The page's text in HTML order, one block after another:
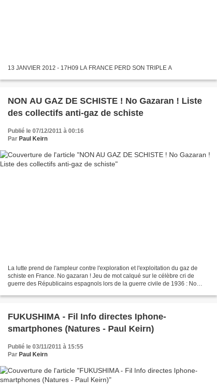
13 JANVIER 2012 - 17H09 LA FRANCE PERD SON TRIPLE A
NON AU GAZ DE SCHISTE ! No Gazaran ! Liste
des collectifs anti-gaz de schiste
Publié le 07/12/2011 à 00:16
Par Paul Keirn
La lutte prend de l'ampleur contre l'exploration et l'exploitation du gaz de
schiste en France. No gazaran ! Jeu de mot calqué sur le célèbre cri de
guerre des Républicains espagnols lors de la guerre civile de 1936 : No
FUKUSHIMA - Fil Info directes Iphone-
smartphones (Natures - Paul Keirn)
Publié le 03/11/2011 à 15:55
Par Paul Keirn